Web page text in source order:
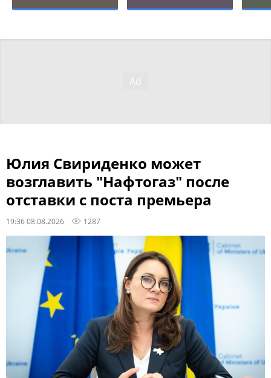
Юлия Свириденко может
возглавить "Нафтогаз" после
отставки с поста премьера
19:36 08.08.2026 1287